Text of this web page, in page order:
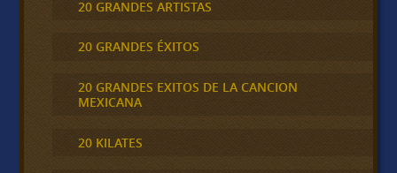
20 GRANDES ARTISTAS
20 GRANDES ÉXITOS
20 GRANDES EXITOS DE LA CANCION
MEXICANA
20 KILATES